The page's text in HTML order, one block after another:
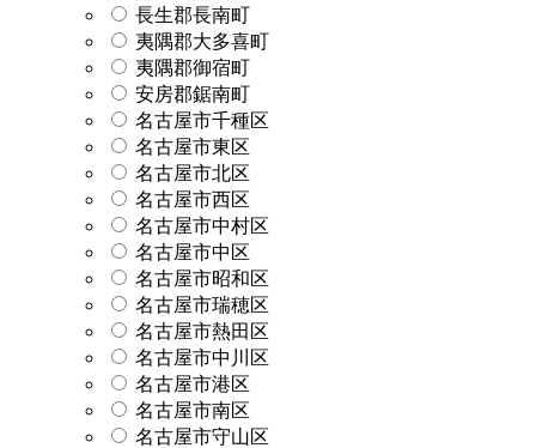
長生郡長南町
夷隅郡大多喜町
夷隅郡御宿町
安房郡鋸南町
名古屋市千種区
名古屋市東区
名古屋市北区
名古屋市西区
名古屋市中村区
名古屋市中区
名古屋市昭和区
名古屋市瑞穂区
名古屋市熱田区
名古屋市中川区
名古屋市港区
名古屋市南区
名古屋市守山区